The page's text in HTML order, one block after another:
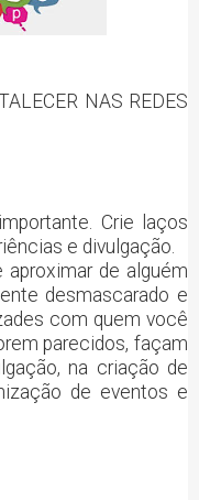
NAS REDES
Crie laços
e divulgação.
de alguém
desmascarado e
com quem você
parecidos, façam
na criação de
de eventos e